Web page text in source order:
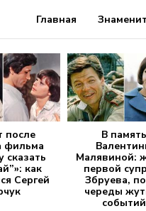
Главная
после
фильма
сказать
как
Сергей
В память
Малявиной:
первой
Збруева,
череды
событий